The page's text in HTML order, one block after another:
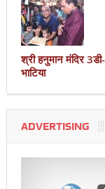
श्री हनुमान मंदिर
भाटिया
ADVERTISING